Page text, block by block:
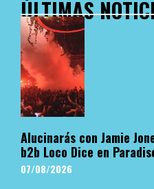
ÚLTIMAS
Alucinarás con Jamie
b2b Loco Dice en
07/08/2026